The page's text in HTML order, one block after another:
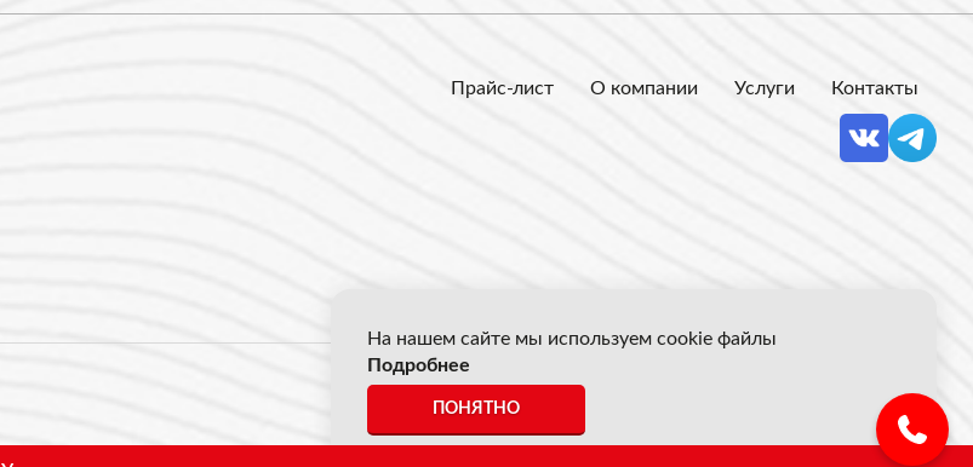
Прайс-лист О компании Услуги Контакты
© 2026 Акрон Скрап
*Все цены указанные на сайте не являются публичной офертой.
На нашем сайте мы используем cookie файлы
Подробнее
ПОНЯТНО